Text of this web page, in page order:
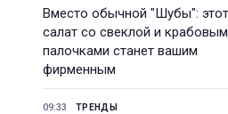
Вместо обычной "Шубы": этот
салат со свеклой и
палочками станет вашим
фирменным
09:33 ТРЕНДЫ